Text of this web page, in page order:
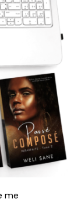
me